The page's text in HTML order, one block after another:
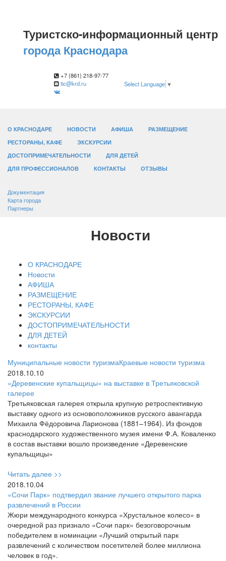
Туристско-информационный центр
города Краснодара
+7 (861) 218-97-77
tic@krd.ru
Select Language ▼
О КРАСНОДАРЕ НОВОСТИ АФИША
РАЗМЕЩЕНИЕ
РЕСТОРАНЫ, КАФЕ
ЭКСКУРСИИ
ДОСТОПРИМЕЧАТЕЛЬНОСТИ
ДЛЯ ДЕТЕЙ
ДЛЯ ПРОФЕССИОНАЛОВ
КОНТАКТЫ ОТЗЫВЫ
Документация
Карта города
Партнеры
Новости
О КРАСНОДАРЕ
Новости
АФИША
РАЗМЕЩЕНИЕ
РЕСТОРАНЫ, КАФЕ
ЭКСКУРСИИ
ДОСТОПРИМЕЧАТЕЛЬНОСТИ
ДЛЯ ДЕТЕЙ
контакты
Муниципальные новости туризмаКраевые новости туризма
2018.10.10
«Деревенские купальщицы» на выставке в Третьяковской
галерее
Третьяковская галерея открыла крупную ретроспективную
выставку одного из основоположников русского авангарда
Михаила Фёдоровича Ларионова (1881–1964). Из фондов
краснодарского художественного музея имени Ф.А. Коваленко
в состав выставки вошло произведение «Деревенские
купальщицы»
Читать далее >>
2018.10.04
«Сочи Парк» подтвердил звание лучшего открытого парка
развлечений в России
Жюри международного конкурса «Хрустальное колесо» в
очередной раз признало «Сочи парк» безоговорочным
победителем в номинации «Лучший открытый парк
развлечений с количеством посетителей более миллиона
человек в год».